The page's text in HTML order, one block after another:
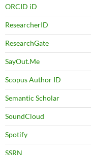
ORCID iD
ResearcherID
ResearchGate
SayOut.Me
Scopus Author ID
Semantic Scholar
SoundCloud
Spotify
SSRN